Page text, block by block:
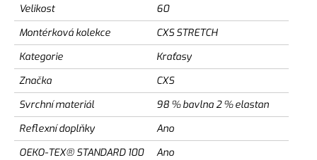
Velikost
60
Montérková kolekce
CXS STRETCH
Kategorie
Kraťasy
Značka
CXS
Svrchní materiál
98 % bavlna 2 % elastan
Reflexní doplňky
Ano
OEKO-TEX® STANDARD 100
Ano